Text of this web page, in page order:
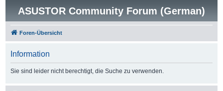
ASUSTOR Community Forum (German)
Foren-Übersicht
Information
Sie sind leider nicht berechtigt, die Suche zu verwenden.